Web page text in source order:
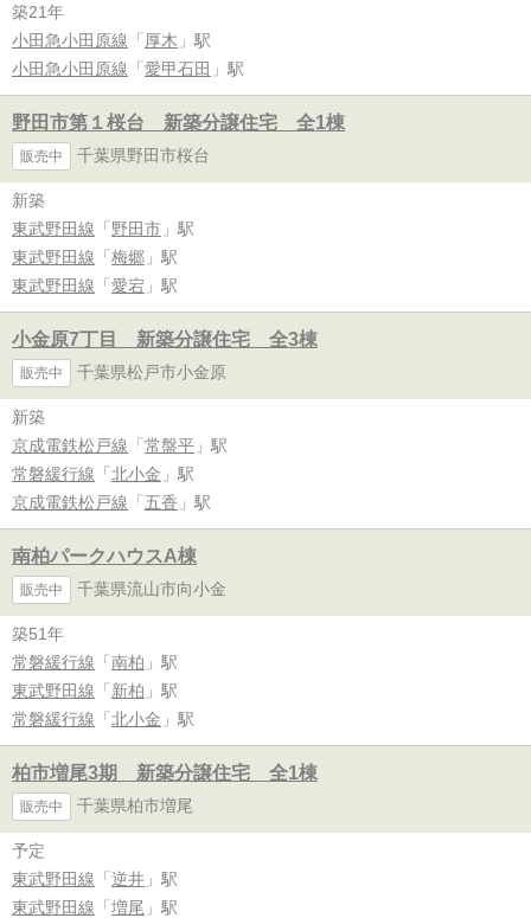
築21年
小田急小田原線 「 厚木 」駅
小田急小田原線 「 愛甲石田 」駅
野田市第１桜台 新築分譲住宅 全1棟
販売中 千葉県野田市桜台
新築
東武野田線 「 野田市 」駅
東武野田線 「 梅郷 」駅
東武野田線 「 愛宕 」駅
小金原7丁目 新築分譲住宅 全3棟
販売中 千葉県松戸市小金原
新築
京成電鉄松戸線 「 常盤平 」駅
常磐緩行線 「 北小金 」駅
京成電鉄松戸線 「 五香 」駅
南柏パークハウスA棟
販売中 千葉県流山市向小金
築51年
常磐緩行線 「 南柏 」駅
東武野田線 「 新柏 」駅
常磐緩行線 「 北小金 」駅
柏市増尾3期 新築分譲住宅 全1棟
販売中 千葉県柏市増尾
予定
東武野田線 「 逆井 」駅
東武野田線 「 増尾 」駅